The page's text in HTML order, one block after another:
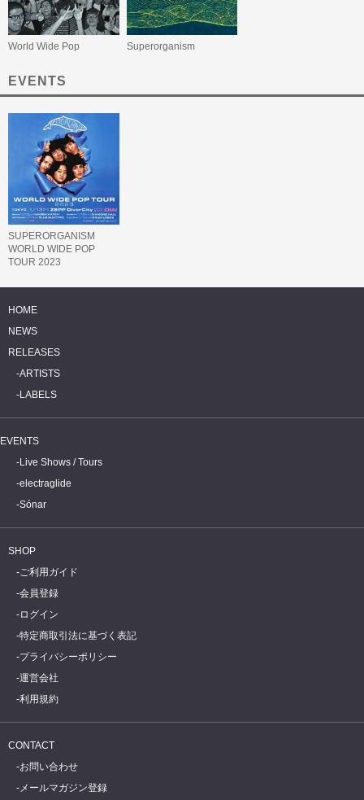
World Wide Pop Superorganism
EVENTS
SUPERORGANISM
WORLD WIDE POP
TOUR 2023
HOME
NEWS
RELEASES
ARTISTS
LABELS
EVENTS
Live Shows / Tours
electraglide
Sónar
SHOP
ご利用ガイド
会員登録
ログイン
特定商取引法に基づく表記
プライバシーポリシー
運営会社
利用規約
CONTACT
お問い合わせ
メールマガジン登録